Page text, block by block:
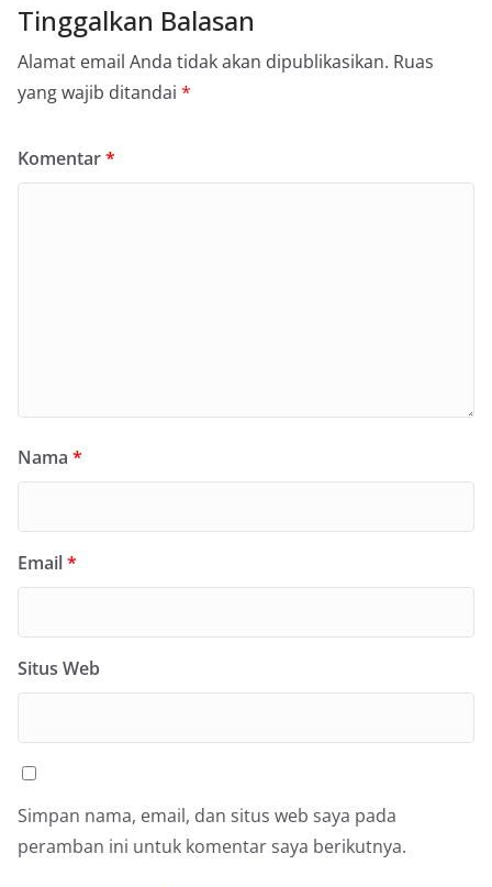
Tinggalkan Balasan
Alamat email Anda tidak akan dipublikasikan. Ruas
yang wajib ditandai *
Komentar*
Nama *
Email*
Situs Web
Simpan nama, email, dan situs web saya pada
peramban ini untuk komentar saya berikutnya.